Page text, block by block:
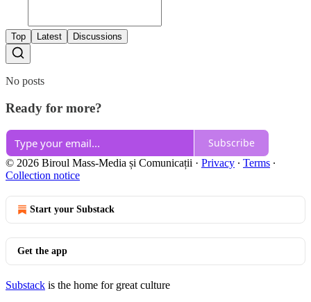
Top Latest Discussions
No posts
Ready for more?
Subscribe
© 2026 Biroul Mass-Media și Comunicații · Privacy ∙ Terms ∙
Collection notice
Start your Substack
Get the app
Substack is the home for great culture